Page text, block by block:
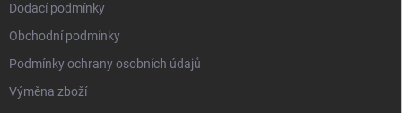
Dodací podmínky
Obchodní podmínky
Podmínky ochrany osobních údajů
Výměna zboží